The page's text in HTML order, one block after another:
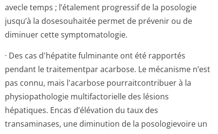
avecle temps ; l’étalement progressif de la posologie
jusqu’à la dosesouhaitée permet de prévenir ou de
diminuer cette symptomatologie.
· Des cas d'hépatite fulminante ont été rapportés
pendant le traitementpar acarbose. Le mécanisme n’est
pas connu, mais l'acarbose pourraitcontribuer à la
physiopathologie multifactorielle des lésions
hépatiques. Encas d’élévation du taux des
transaminases, une diminution de la posologievoire un